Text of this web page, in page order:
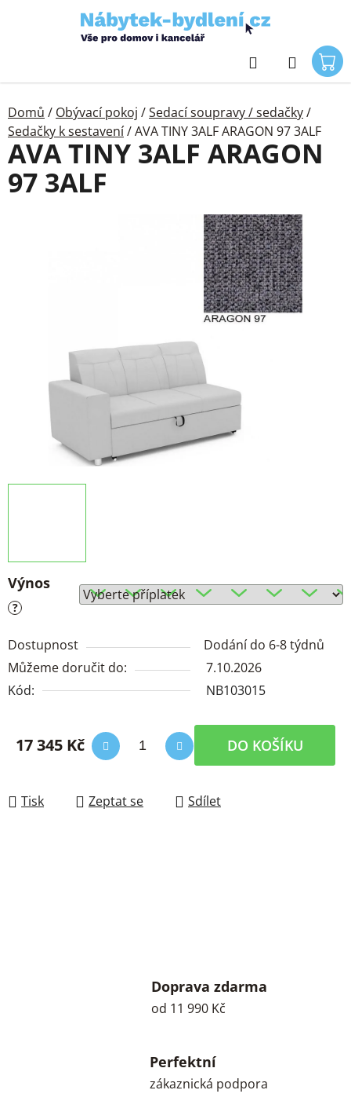
Hledat
Domů / Obývací pokoj /Sedací soupravy / sedačky/
Sedačky k sestavení/AVA TINY 3ALF ARAGON 97 3ALF
Výnos
?
Dostupnost
Dodání do 6-8 týdnů
Můžeme doručit do:
7.10.2026
Kód:
NB103015
17 345 Kč DO KOŠÍKU
Tisk Zeptat se Sdílet
AVA TINY 3ALF ARAGON
97 3ALF
Doprava zdarma
od 11 990 Kč
Perfektní
zákaznická podpora